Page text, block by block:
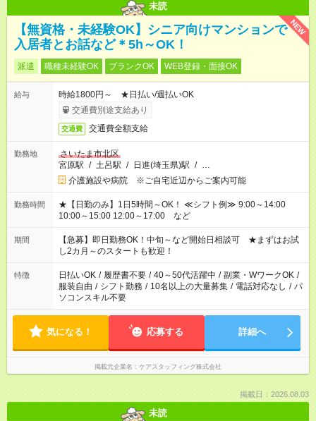
未読
NEW
【無資格・未経験OK】シニア向けマンションで
入居者とお話など＊5h～OK！
派遣 職種未経験OK ブランクOK WEB登録・面接OK
給与
時給1800円～ ★日払い/週払いOK
交通費別途支給あり
交通費 交通費全額支給
勤務地
さいたま市北区
宮原駅 / 土呂駅 / 日進(埼玉県)駅 / …
介護施設や病院 ※ご自宅近辺からご案内可能
勤務時間
★【日勤のみ】1日5時間～OK！ ≪シフト例≫ 9:00～14:00
10:00～15:00 12:00～17:00 など
期間
【急募】即日勤務OK！中旬～など開始日相談可 ★まずはお試
し2カ月～のスタートも歓迎！
特徴 日払いOK / 履歴書不要 / 40～50代活躍中 / 副業・WワークOK /
服装自由 / シフト勤務 / 10名以上の大量募集 / 電話対応なし / パ
ソコンスキル不要
気になる！ 応募する 詳細へ
掲載元企業名 ケアスタッフィング株式会社
掲載日：2026.08.03
未読